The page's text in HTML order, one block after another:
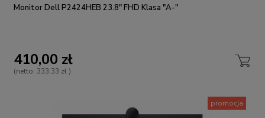
Monitor Dell P2424HEB 23.8" FHD Klasa "A-"
410,00 zł
(netto: 333,33 zł )
promocja